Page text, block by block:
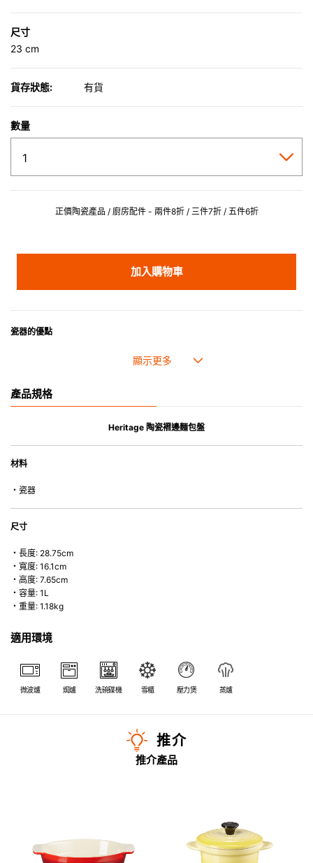
尺寸
23 cm
貨存狀態: 有貨
數量
正價陶瓷產品 / 廚房配件 - 兩件8折 / 三件7折 / 五件6折
加入購物車
瓷器的優點
• 耐熱性極佳，適用於微波爐，也可放入焗爐，耐熱程度高達260℃。
• 可用於洗碗機。
• 合乎食用安全的塗層表面，幾乎不黏，食物容易脫落，清洗方便。
*不可直接用於熱源上
產品規格
Heritage 陶瓷褶邊麵包盤
材料
・瓷器
尺寸
・長度: 28.75cm
・寬度: 16.1cm
・高度: 7.65cm
・容量: 1L
・重量: 1.18kg
適用環境
微波爐 焗爐 洗碗碟機 雪櫃 壓力煲 蒸爐
推介
推介產品